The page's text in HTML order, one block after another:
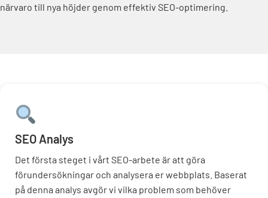
närvaro till nya höjder genom effektiv SEO-optimering.
SEO Analys
Det första steget i vårt SEO-arbete är att göra
förundersökningar och analysera er webbplats. Baserat
på denna analys avgör vi vilka problem som behöver